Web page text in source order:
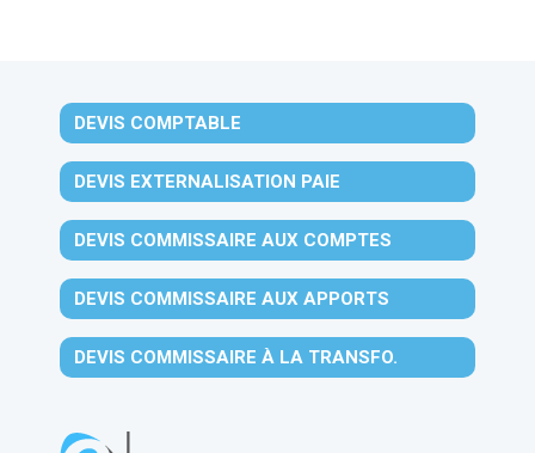
DEVIS COMPTABLE
DEVIS EXTERNALISATION PAIE
DEVIS COMMISSAIRE AUX COMPTES
DEVIS COMMISSAIRE AUX APPORTS
DEVIS COMMISSAIRE À LA TRANSFO.